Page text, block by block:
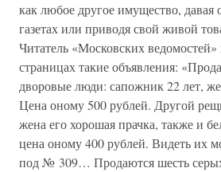
как любое другое имущество, давая
газетах или приводя свой живой
Читатель «Московских ведомостей»
страницах такие объявления:
дворовые люди: сапожник 22 лет,
Цена оному 500 рублей. Другой
жена его хорошая прачка, также и
цена оному 400 рублей. Видеть их
под № 309… Продаются шесть